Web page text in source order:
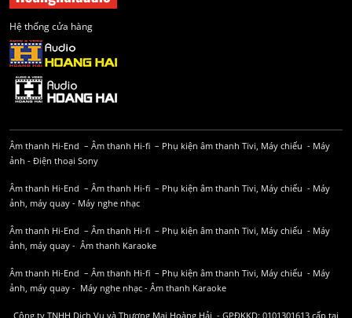
Hệ thống cửa hàng
Âm thanh Hi-End – Âm thanh Hi-fi – Phụ kiện âm thanh Tivi, Máy chiếu - Máy
ảnh - Điện thoại Sony
Âm thanh Hi-End – Âm thanh Hi-fi – Phụ kiện âm thanh Tivi, Máy chiếu - Máy
ảnh, máy quay - Máy nghe nhạc
Âm thanh Hi-End – Âm thanh Hi-fi – Phụ kiện âm thanh Tivi, Máy chiếu - Máy
ảnh, máy quay - Âm thanh Karaoke
Âm thanh Hi-End – Âm thanh Hi-fi – Phụ kiện âm thanh Tivi, Máy chiếu - Máy
ảnh, máy quay - Máy nghe nhạc - Âm thanh Karaoke
Công ty TNHH Dịch Vụ và Thương Mại Hoàng Hải - GPĐKKD: 0101301613 cấp tại